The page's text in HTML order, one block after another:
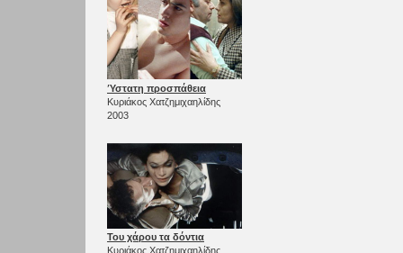
Ύστατη προσπάθεια
Κυριάκος Χατζημιχαηλίδης
2003
Του χάρου τα δόντια
Κυριάκος Χατζημιχαηλίδης